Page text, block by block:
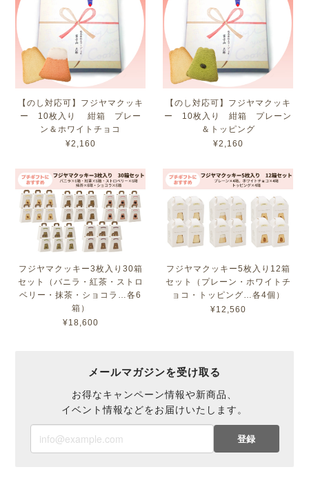
【のし対応可】フジヤマクッキ
ー 10枚入り 紺箱 プレー
ン＆ホワイトチョコ
¥2,160
【のし対応可】フジヤマクッキ
ー 10枚入り 紺箱 プレーン
＆トッピング
¥2,160
フジヤマクッキー3枚入り30箱
セット（バニラ・紅茶・ストロ
ベリー・抹茶・ショコラ…各6
箱）
¥18,600
フジヤマクッキー5枚入り12箱
セット（プレーン・ホワイトチ
ョコ・トッピング…各4個）
¥12,560
メールマガジンを受け取る
お得なキャンペーン情報や新商品、
イベント情報などをお届けいたします。
登録